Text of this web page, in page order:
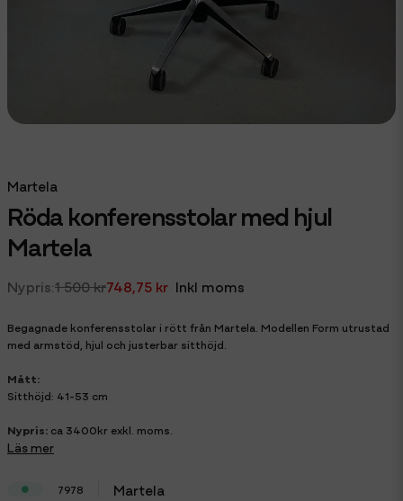
Martela
Röda konferensstolar med hjul
Martela
1 500 kr748,75 kr Inkl moms
Begagnade konferensstolar i rött från Martela. Modellen Form utrustad
med armstöd, hjul och justerbar sitthöjd.
Mått:
Sitthöjd: 41-53 cm
Nypris: ca 3400kr exkl. moms.
Läs mer
7978 Martela